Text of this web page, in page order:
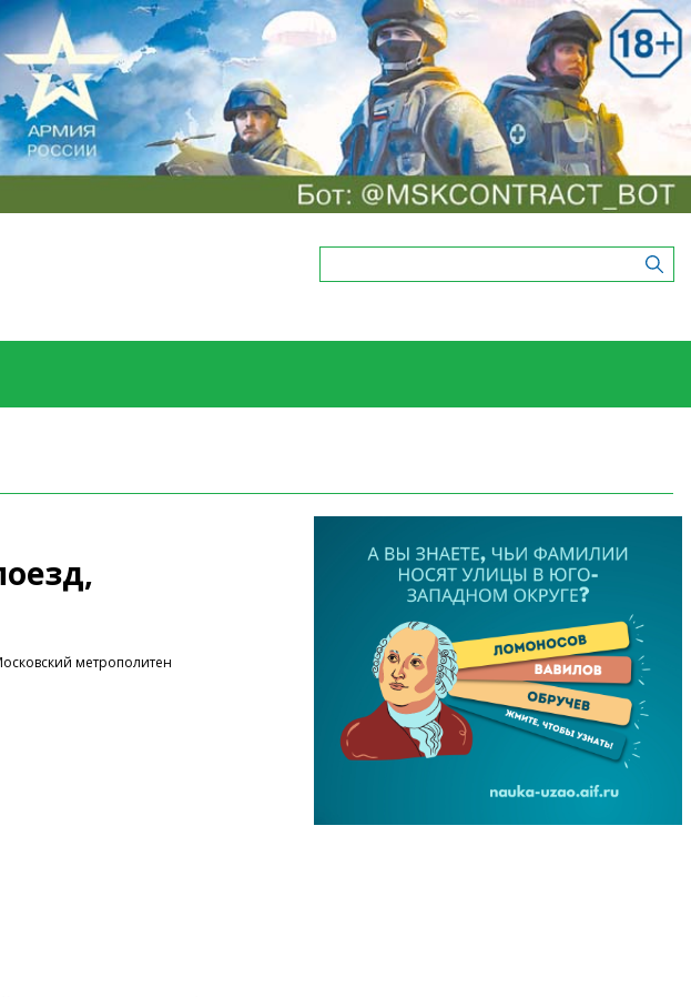
метрополитен